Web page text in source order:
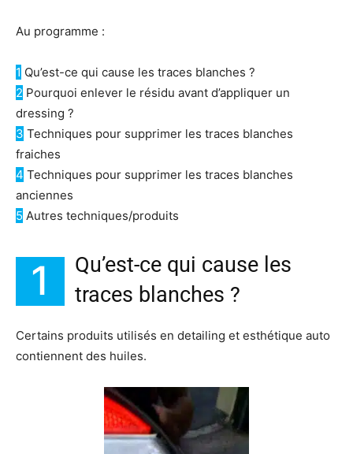
Au programme :
1 Qu’est-ce qui cause les traces blanches ?
2 Pourquoi enlever le résidu avant d’appliquer un
dressing ?
3 Techniques pour supprimer les traces blanches
fraiches
4 Techniques pour supprimer les traces blanches
anciennes
5 Autres techniques/produits
1
Qu’est-ce qui cause les
traces blanches ?
Certains produits utilisés en detailing et esthétique auto
contiennent des huiles.